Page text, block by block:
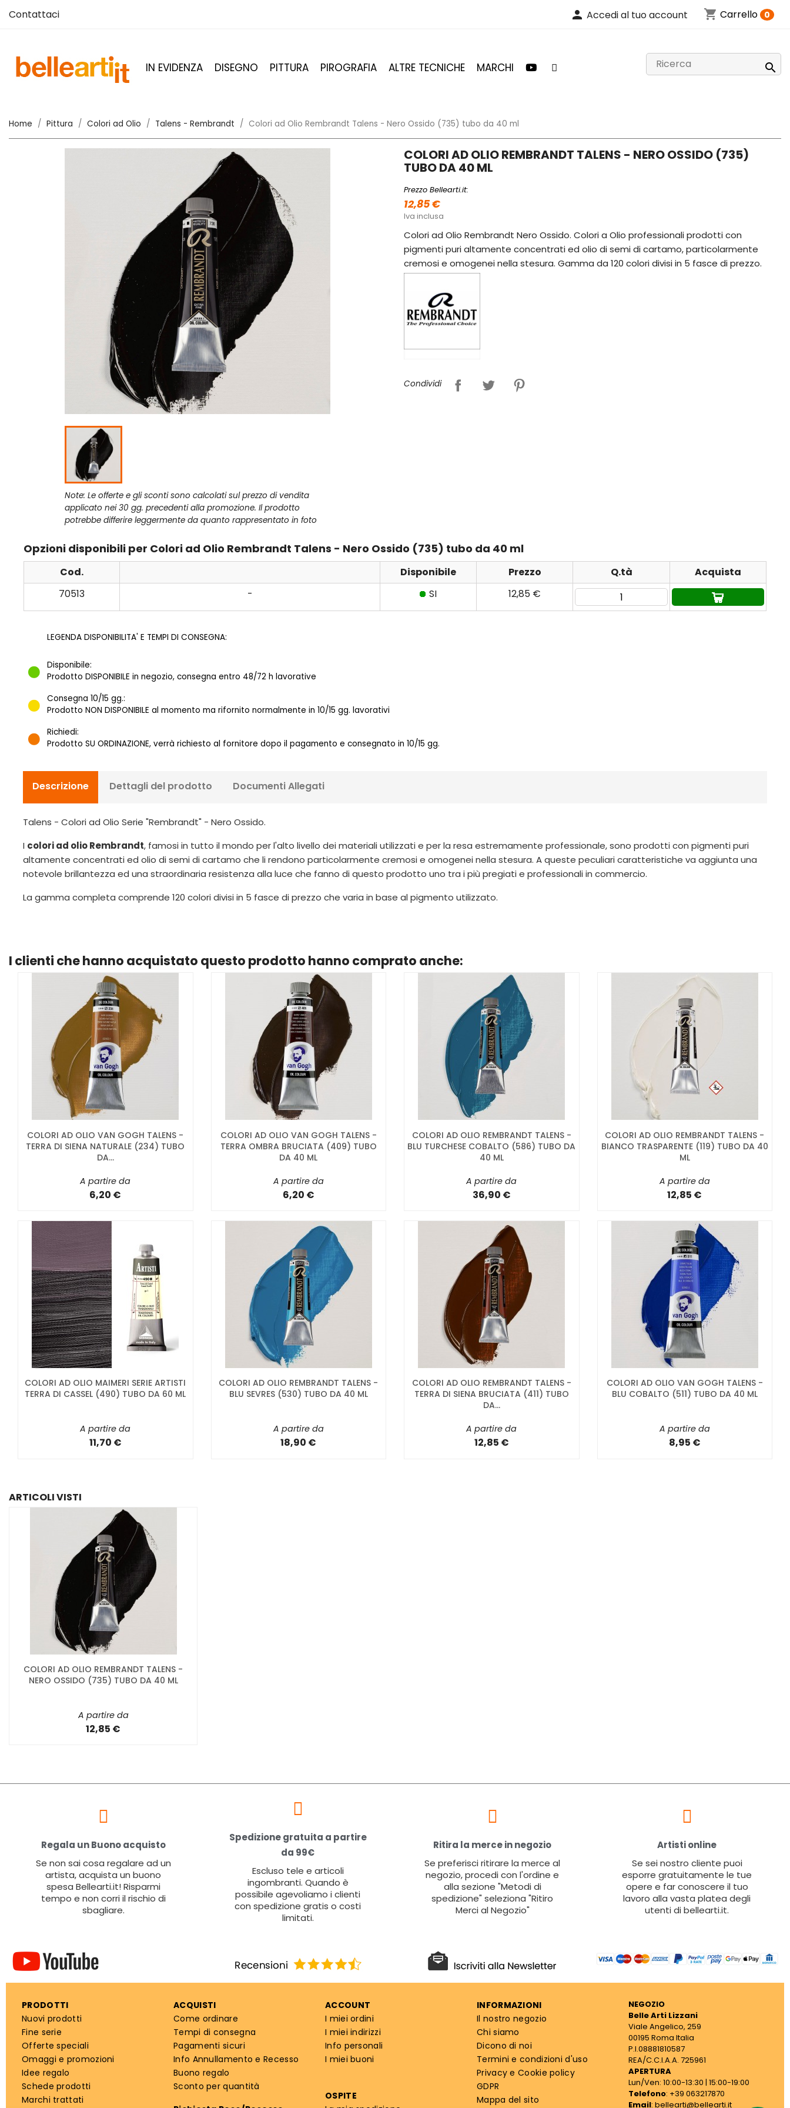
Contattaci person Accedi al tuo account shopping_cart Carrello 0
IN EVIDENZA DISEGNO PITTURA PIROGRAFIA ALTRE TECNICHE MARCHI 
Home Pittura Colori ad Olio Talens - Rembrandt Colori ad Olio Rembrandt Talens - Nero Ossido (735) tubo da 40 ml
Note: Le offerte e gli sconti sono calcolati sul prezzo di vendita
applicato nei 30 gg. precedenti alla promozione. Il prodotto
potrebbe differire leggermente da quanto rappresentato in foto
COLORI AD OLIO REMBRANDT TALENS - NERO OSSIDO (735)
TUBO DA 40 ML
Prezzo Bellearti.it:
12,85 €
Iva inclusa
Colori ad Olio Rembrandt Nero Ossido. Colori a Olio professionali prodotti con
pigmenti puri altamente concentrati ed olio di semi di cartamo, particolarmente
cremosi e omogenei nella stesura. Gamma da 120 colori divisi in 5 fasce di prezzo.
Condividi
Opzioni disponibili per Colori ad Olio Rembrandt Talens - Nero Ossido (735) tubo da 40 ml
Cod. Disponibile Prezzo Q.tà
Acquista
70513
- SI 12,85 €
LEGENDA DISPONIBILITA' E TEMPI DI CONSEGNA:
Disponibile:
Prodotto DISPONIBILE in negozio, consegna entro 48/72 h lavorative
Consegna 10/15 gg.:
Prodotto NON DISPONIBILE al momento ma rifornito normalmente in 10/15 gg. lavorativi
Richiedi:
Prodotto SU ORDINAZIONE, verrà richiesto al fornitore dopo il pagamento e consegnato in 10/15 gg.
Descrizione Dettagli del prodotto Documenti Allegati
Talens - Colori ad Olio Serie "Rembrandt" - Nero Ossido.
I colori ad olio Rembrandt, famosi in tutto il mondo per l'alto livello dei materiali utilizzati e per la resa estremamente professionale, sono prodotti con pigmenti puri
altamente concentrati ed olio di semi di cartamo che li rendono particolarmente cremosi e omogenei nella stesura. A queste peculiari caratteristiche va aggiunta una
notevole brillantezza ed una straordinaria resistenza alla luce che fanno di questo prodotto uno tra i più pregiati e professionali in commercio.
La gamma completa comprende 120 colori divisi in 5 fasce di prezzo che varia in base al pigmento utilizzato.
I clienti che hanno acquistato questo prodotto hanno comprato anche:
COLORI AD OLIO VAN GOGH TALENS -
TERRA DI SIENA NATURALE (234) TUBO
DA...
A partire da
6,20 €
COLORI AD OLIO VAN GOGH TALENS -
TERRA OMBRA BRUCIATA (409) TUBO
DA 40 ML
A partire da
6,20 €
COLORI AD OLIO REMBRANDT TALENS -
BLU TURCHESE COBALTO (586) TUBO DA
40 ML
A partire da
36,90 €
COLORI AD OLIO REMBRANDT TALENS -
BIANCO TRASPARENTE (119) TUBO DA 40
ML
A partire da
12,85 €
COLORI AD OLIO MAIMERI SERIE ARTISTI
TERRA DI CASSEL (490) TUBO DA 60 ML
A partire da
11,70 €
COLORI AD OLIO REMBRANDT TALENS -
BLU SEVRES (530) TUBO DA 40 ML
A partire da
18,90 €
COLORI AD OLIO REMBRANDT TALENS -
TERRA DI SIENA BRUCIATA (411) TUBO
DA...
A partire da
12,85 €
COLORI AD OLIO VAN GOGH TALENS -
BLU COBALTO (511) TUBO DA 40 ML
A partire da
8,95 €
ARTICOLI VISTI
COLORI AD OLIO REMBRANDT TALENS -
NERO OSSIDO (735) TUBO DA 40 ML
A partire da
12,85 €
Regala un Buono acquisto
Se non sai cosa regalare ad un
artista, acquista un buono
spesa Bellearti.it! Risparmi
tempo e non corri il rischio di
sbagliare.
Spedizione gratuita a partire
da 99€
Escluso tele e articoli
ingombranti. Quando è
possibile agevoliamo i clienti
con spedizione gratis o costi
limitati.
Ritira la merce in negozio
Se preferisci ritirare la merce al
negozio, procedi con l'ordine e
alla sezione "Metodi di
spedizione" seleziona "Ritiro
Merci al Negozio"
Artisti online
Se sei nostro cliente puoi
esporre gratuitamente le tue
opere e far conoscere il tuo
lavoro alla vasta platea degli
utenti di bellearti.it.
PRODOTTI
Nuovi prodotti
Fine serie
Offerte speciali
Omaggi e promozioni
Idee regalo
Schede prodotti
Marchi trattati
ACQUISTI
Come ordinare
Tempi di consegna
Pagamenti sicuri
Info Annullamento e Recesso
Buono regalo
Sconto per quantità
ACCOUNT
I miei ordini
I miei indirizzi
Info personali
I miei buoni
OSPITE
INFORMAZIONI
Il nostro negozio
Chi siamo
Dicono di noi
Termini e condizioni d'uso
Privacy e Cookie policy
GDPR
Mappa del sito
NEGOZIO
Belle Arti Lizzani
Viale Angelico, 259
00195 Roma Italia
P.I.08881810587
REA/C.C.I.A.A. 725961
APERTURA
Lun/Ven: 10:00-13:30 | 15:00-19:00
Telefono: +39 063217870
Email: bellearti@bellearti.it